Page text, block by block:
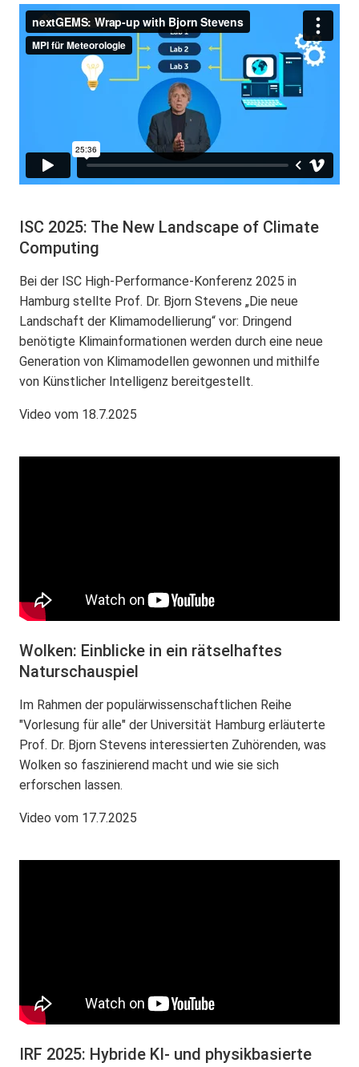
ISC 2025: The New Landscape of Climate
Computing
Bei der ISC High-Performance-Konferenz 2025 in
Hamburg stellte Prof. Dr. Bjorn Stevens „Die neue
Landschaft der Klimamodellierung“ vor: Dringend
benötigte Klimainformationen werden durch eine neue
Generation von Klimamodellen gewonnen und mithilfe
von Künstlicher Intelligenz bereitgestellt.
Video vom 18.7.2025
Wolken: Einblicke in ein rätselhaftes
Naturschauspiel
Im Rahmen der populärwissenschaftlichen Reihe
"Vorlesung für alle" der Universität Hamburg erläuterte
Prof. Dr. Bjorn Stevens interessierten Zuhörenden, was
Wolken so faszinierend macht und wie sie sich
erforschen lassen.
Video vom 17.7.2025
IRF 2025: Hybride KI- und physikbasierte